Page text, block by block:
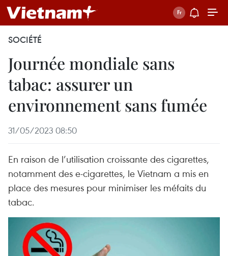
SOCIÉTÉ
Journée mondiale sans
tabac: assurer un
environnement sans fumée
31/05/2023 08:50
En raison de l’utilisation croissante des cigarettes,
notamment des e-cigarettes, le Vietnam a mis en
place des mesures pour minimiser les méfaits du
tabac.